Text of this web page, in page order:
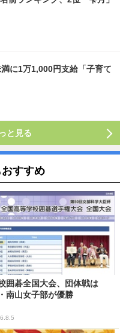
に1万1,000円支給「子育て
と見る
すすめ
囲碁全国大会、団体戦は
南山女子部が優勝